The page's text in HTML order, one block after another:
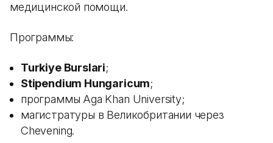
медицинской помощи.
Программы:
Turkiye Burslari;
Stipendium Hungaricum;
программы Aga Khan University;
магистратуры в Великобритании через
Chevening.